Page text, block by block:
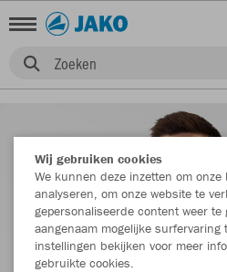
Zoeken
Wij gebruiken cookies
We kunnen deze inzetten om onze
analyseren, om onze website te
gepersonaliseerde content weer te
aangenaam mogelijke surfervaring
instellingen bekijken voor meer
gebruikte cookies.